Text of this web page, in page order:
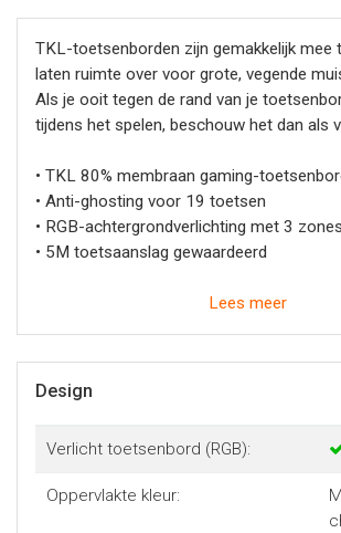
TKL-toetsenborden zijn gemakkelijk mee
laten ruimte over voor grote, vegende
Als je ooit tegen de rand van je
tijdens het spelen, beschouw het dan als
• TKL 80% membraan gaming-
• Anti-ghosting voor 19 toetsen
• RGB-achtergrondverlichting met 3 zones
• 5M toetsaanslag gewaardeerd
Licht het op. Voeg wat smaak toe aan je
Blijf nauwkeurig. In het heetst van de strijd
ghosting voor 19 toetsen (en 5 miljoen
gemiste druk op de dood van een
Lees meer
Design
Verlicht toetsenbord (RGB):
Oppervlakte kleur: